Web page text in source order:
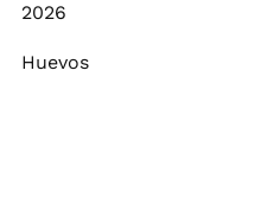
2026
Huevos